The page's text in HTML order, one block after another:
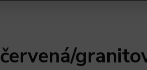
červená/